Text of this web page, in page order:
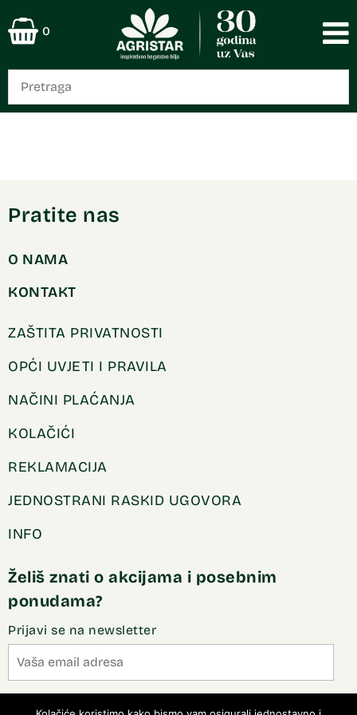
0
Pratite nas
O NAMA
KONTAKT
ZAŠTITA PRIVATNOSTI
OPĆI UVJETI I PRAVILA
NAČINI PLAĆANJA
KOLAČIĆI
REKLAMACIJA
JEDNOSTRANI RASKID UGOVORA
INFO
Želiš znati o akcijama i posebnim
ponudama?
Prijavi se na newsletter